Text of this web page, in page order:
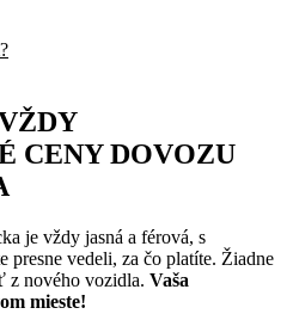
CENY DOVOZU
je vždy jasná a férová, s
presne vedeli, za čo platíte. Žiadne
z nového vozidla. Vaša
mieste!